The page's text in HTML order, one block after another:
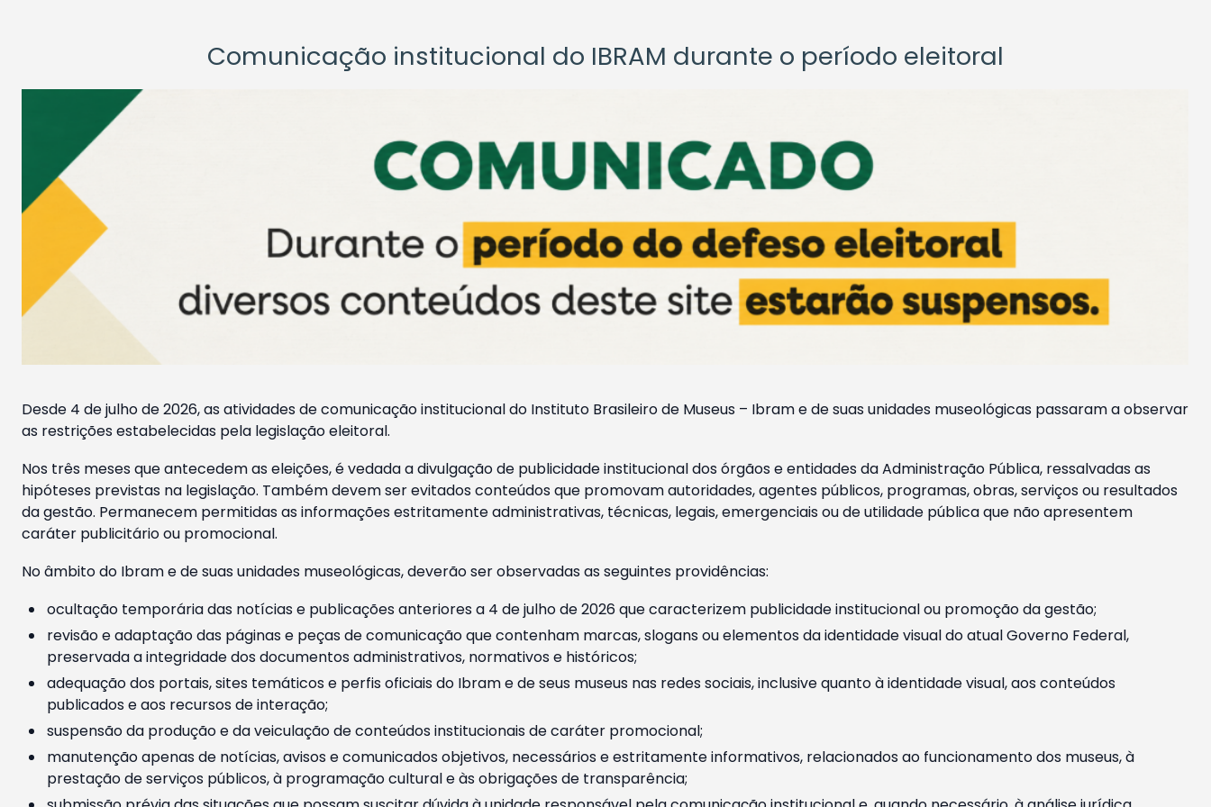
Comunicação institucional do IBRAM durante o período eleitoral
Desde 4 de julho de 2026, as atividades de comunicação institucional do Instituto Brasileiro de Museus – Ibram e de suas unidades museológicas passaram a observar
as restrições estabelecidas pela legislação eleitoral.
Nos três meses que antecedem as eleições, é vedada a divulgação de publicidade institucional dos órgãos e entidades da Administração Pública, ressalvadas as
hipóteses previstas na legislação. Também devem ser evitados conteúdos que promovam autoridades, agentes públicos, programas, obras, serviços ou resultados
da gestão. Permanecem permitidas as informações estritamente administrativas, técnicas, legais, emergenciais ou de utilidade pública que não apresentem
caráter publicitário ou promocional.
No âmbito do Ibram e de suas unidades museológicas, deverão ser observadas as seguintes providências:
ocultação temporária das notícias e publicações anteriores a 4 de julho de 2026 que caracterizem publicidade institucional ou promoção da gestão;
revisão e adaptação das páginas e peças de comunicação que contenham marcas, slogans ou elementos da identidade visual do atual Governo Federal,
preservada a integridade dos documentos administrativos, normativos e históricos;
adequação dos portais, sites temáticos e perfis oficiais do Ibram e de seus museus nas redes sociais, inclusive quanto à identidade visual, aos conteúdos
publicados e aos recursos de interação;
suspensão da produção e da veiculação de conteúdos institucionais de caráter promocional;
manutenção apenas de notícias, avisos e comunicados objetivos, necessários e estritamente informativos, relacionados ao funcionamento dos museus, à
prestação de serviços públicos, à programação cultural e às obrigações de transparência;